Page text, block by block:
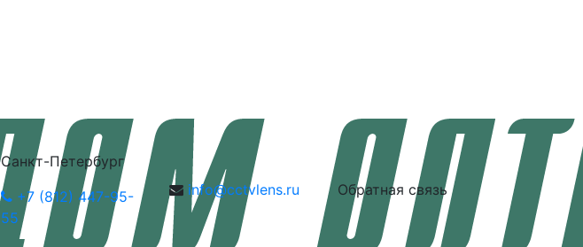
Санкт-Петербург
+7 (812) 447-95-
55
info@cctvlens.ru Обратная связь